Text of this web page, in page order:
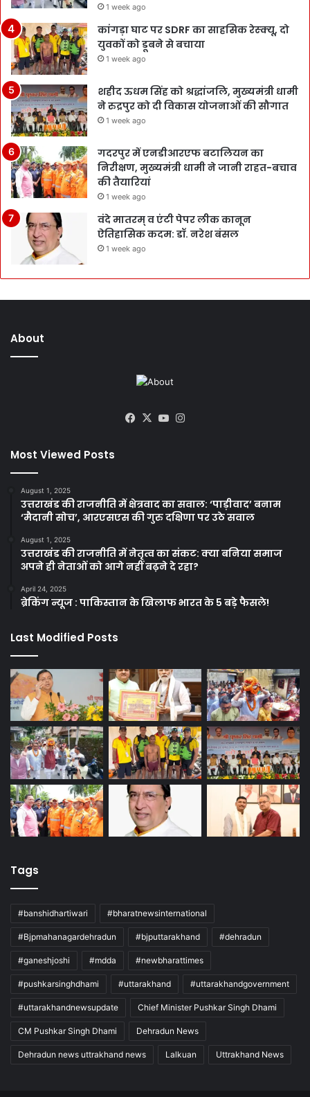
1 week ago
कांगड़ा घाट पर SDRF का साहसिक रेस्क्यू, दो
युवकों को डूबने से बचाया
1 week ago
शहीद ऊधम सिंह को श्रद्धांजलि, मुख्यमंत्री धामी
ने रुद्रपुर को दी विकास योजनाओं की सौगात
1 week ago
गदरपुर में एनडीआरएफ बटालियन का
निरीक्षण, मुख्यमंत्री धामी ने जानी राहत-बचाव
की तैयारियां
1 week ago
वंदे मातरम् व एंटी पेपर लीक कानून
ऐतिहासिक कदम: डॉ. नरेश बंसल
1 week ago
About
Facebook
X YouTube
Most Viewed Posts
August 1, 2025
उत्तराखंड की राजनीति में क्षेत्रवाद का सवाल: ‘पाड़ीवाद’ बनाम
‘मैदानी सोच’, आरएसएस की गुरु दक्षिणा पर उठे सवाल
August 1, 2025
उत्तराखंड की राजनीति में नेतृत्व का संकट: क्या बनिया समाज
अपने ही नेताओं को आगे नहीं बढ़ने दे रहा?
April 24, 2025
ब्रेकिंग न्यूज : पाकिस्तान के खिलाफ भारत के 5 बड़े फैसले!
Last Modified Posts
Tags
#banshidhartiwari #bharatnewsinternational
#Bjpmahanagardehradun #bjputtarakhand #dehradun
#ganeshjoshi #mdda #newbharattimes
#pushkarsinghdhami #uttarakhand #uttarakhandgovernment
#uttarakhandnewsupdate Chief Minister Pushkar Singh Dhami
CM Pushkar Singh Dhami Dehradun News
Dehradun news uttrakhand news Lalkuan Uttrakhand News